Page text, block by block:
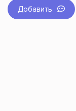
Добавить